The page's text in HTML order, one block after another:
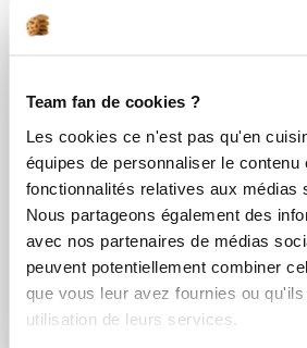
Team fan de cookies ?
Les cookies ce n'est pas qu'en
équipes de personnaliser le
fonctionnalités relatives aux
Nous partageons également des
avec nos partenaires de médias
peuvent potentiellement combiner
que vous leur avez fournies ou
utilisation de leurs services.
Conseillère Guy Demarle
Lounges chorizo
comté